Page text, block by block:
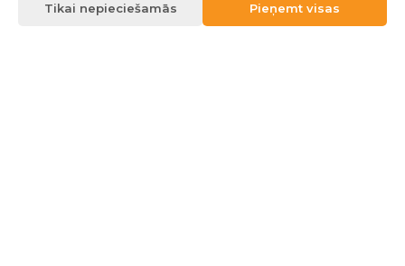
Tikai nepieciešamās Pieņemt visas